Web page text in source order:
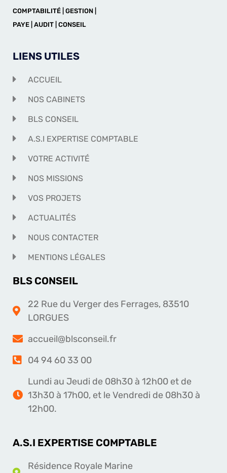
COMPTABILITÉ | GESTION |
PAYE | AUDIT | CONSEIL
LIENS UTILES
ACCUEIL
NOS CABINETS
BLS CONSEIL
A.S.I EXPERTISE COMPTABLE
VOTRE ACTIVITÉ
NOS MISSIONS
VOS PROJETS
ACTUALITÉS
NOUS CONTACTER
MENTIONS LÉGALES
BLS CONSEIL
22 Rue du Verger des Ferrages, 83510
LORGUES
accueil@blsconseil.fr
04 94 60 33 00
Lundi au Jeudi de 08h30 à 12h00 et de
13h30 à 17h00, et le Vendredi de 08h30 à
12h00.
A.S.I EXPERTISE COMPTABLE
Résidence Royale Marine